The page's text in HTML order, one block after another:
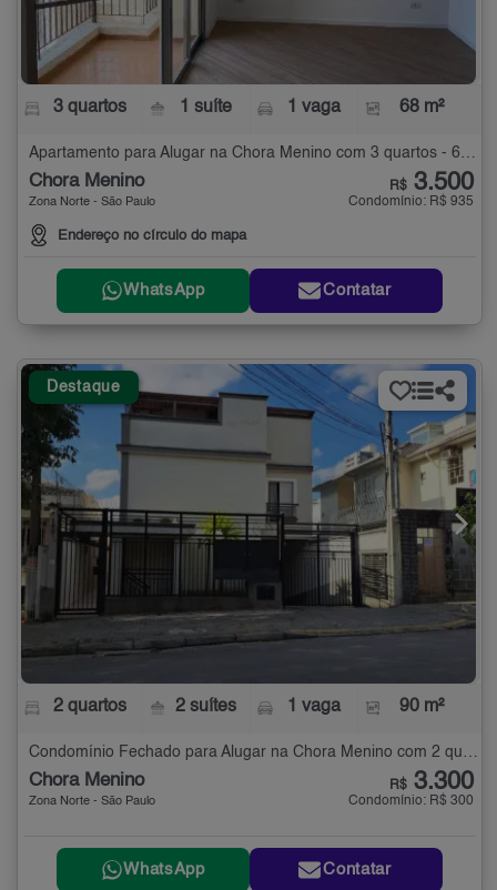
3 quartos 1 suíte 1 vaga 68 m²
Apartamento para Alugar na Chora Menino com 3 quartos - 68 m²
Chora Menino
Zona Norte - São Paulo
Endereço no círculo do mapa
R$ 3.500
Condomínio: R$ 935
WhatsApp Contatar
Destaque
2 quartos 2 suítes 1 vaga 90 m²
Chora Menino
Zona Norte - São Paulo
R$ 3.300
Condomínio: R$ 300
WhatsApp Contatar